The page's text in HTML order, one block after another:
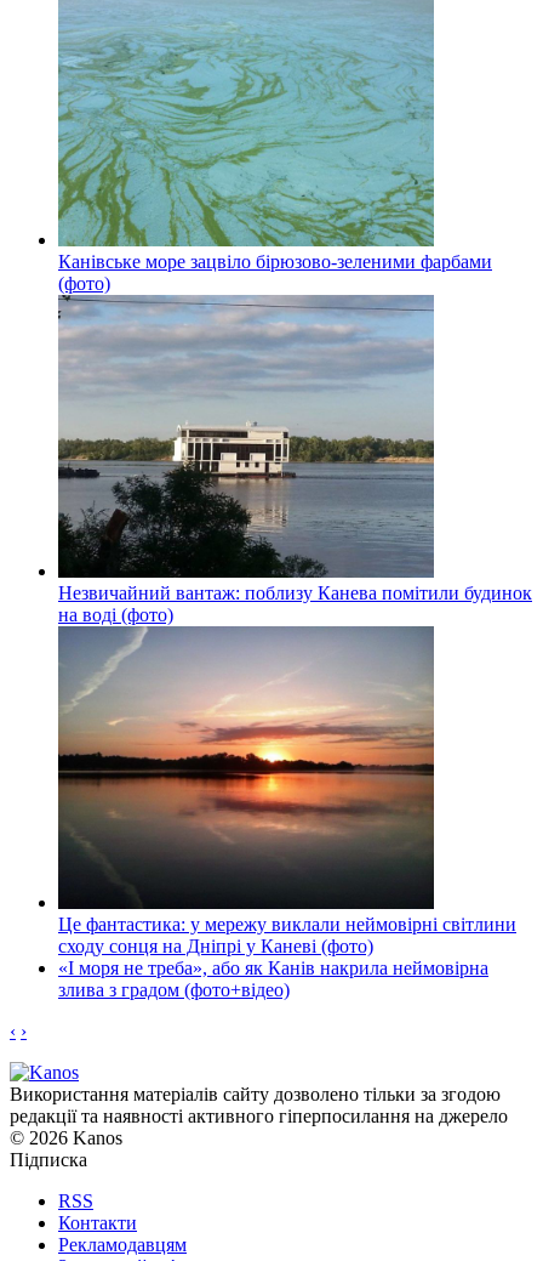
Канівське море зацвіло бірюзово-зеленими фарбами
(фото)
Незвичайний вантаж: поблизу Канева помітили будинок
на воді (фото)
Це фантастика: у мережу виклали неймовірні світлини
сходу сонця на Дніпрі у Каневі (фото)
«І моря не треба», або як Канів накрила неймовірна
злива з градом (фото+відео)
‹ ›
Використання матеріалів сайту дозволено тільки за згодою
редакції та наявності активного гіперпосилання на джерело
© 2026 Kanos
Підписка
RSS
Контакти
Рекламодавцям